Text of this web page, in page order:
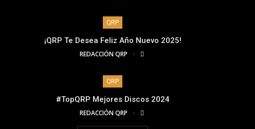
QRP
¡QRP Te Desea Feliz Año Nuevo 2025!
REDACCIÓN QRP
QRP
#TopQRP Mejores Discos 2024
REDACCIÓN QRP